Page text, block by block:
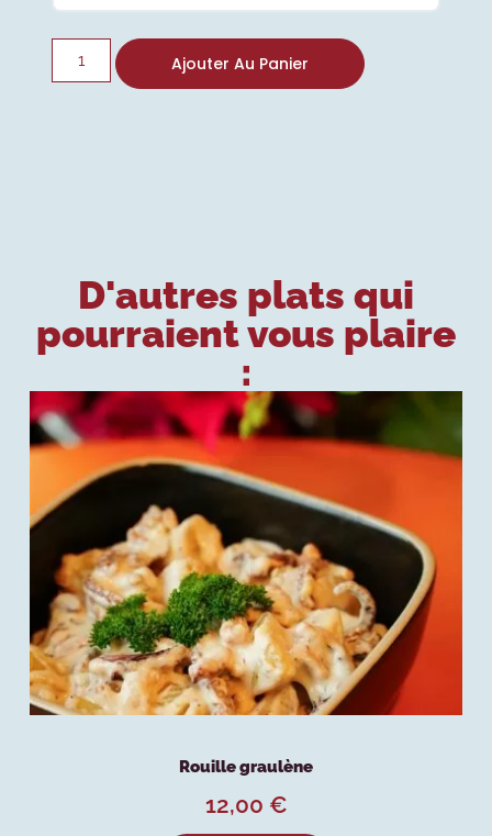
Ajouter Au Panier
D'autres plats qui
pourraient vous plaire
:
Rouille graulène
12,00 €